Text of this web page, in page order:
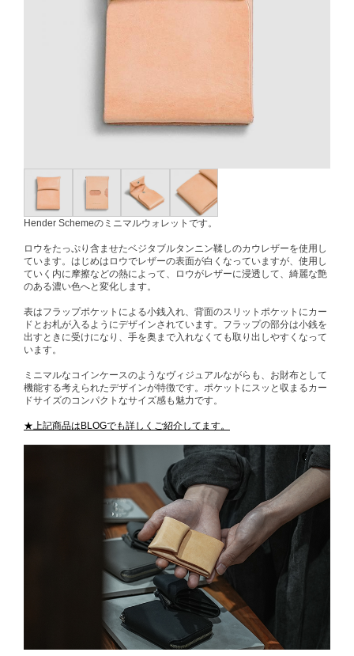
Hender Schemeのミニマルウォレットです。
ロウをたっぷり含ませたベジタブルタンニン鞣しのカウレザーを使用し
ています。はじめはロウでレザーの表面が白くなっていますが、使用し
ていく内に摩擦などの熱によって、ロウがレザーに浸透して、綺麗な艶
のある濃い色へと変化します。
表はフラップポケットによる小銭入れ、背面のスリットポケットにカー
ドとお札が入るようにデザインされています。フラップの部分は小銭を
出すときに受けになり、手を奥まで入れなくても取り出しやすくなって
います。
ミニマルなコインケースのようなヴィジュアルながらも、お財布として
機能する考えられたデザインが特徴です。ポケットにスッと収まるカー
ドサイズのコンパクトなサイズ感も魅力です。
★上記商品はBLOGでも詳しくご紹介してます。